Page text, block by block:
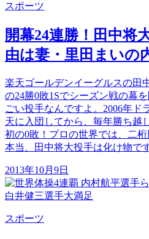
スポーツ
開幕24連勝！田中将
由は妻・里田まいの
楽天ゴールデンイーグルスの田
の24勝0敗1Sでシーズン戦の幕
ごい投手なんですよ。2006年ド
天に入団してから、毎年勝ち越
初の0敗！プロの世界では、二
本当、田中将大投手は化け物で
2013年10月9日
スポーツ